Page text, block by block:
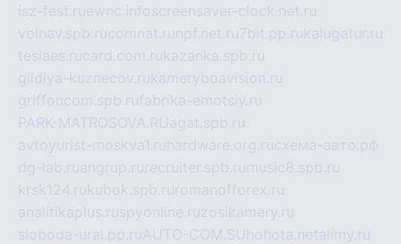
isz-fest.ruewnc.infoscreensaver-clock.net.ru
volnav.spb.rucomnat.ru npf.net.ru7bit.pp.rukalugatur.ru
tesiaes.rucard.com.rukazanka.spb.ru
gildiya-kuznecov.rukameryboavision.ru
griffoncom.spb.rufabrika-emotsiy.ru
PARK-MATROSOVA.RUagat.spb.ru
avtoyurist-moskva1.ru hardware.org.ruсхема-авто.рф
dg-lab.ruangrup.ru recruiter.spb.ru music8.spb.ru
krsk124.rukubok.spb.ru romanofforex.ru
analitikaplus.ruspyonline.ruzosikamery.ru
sloboda-ural.pp.ruAUTO-COM.SU hohota.netalimy.ru